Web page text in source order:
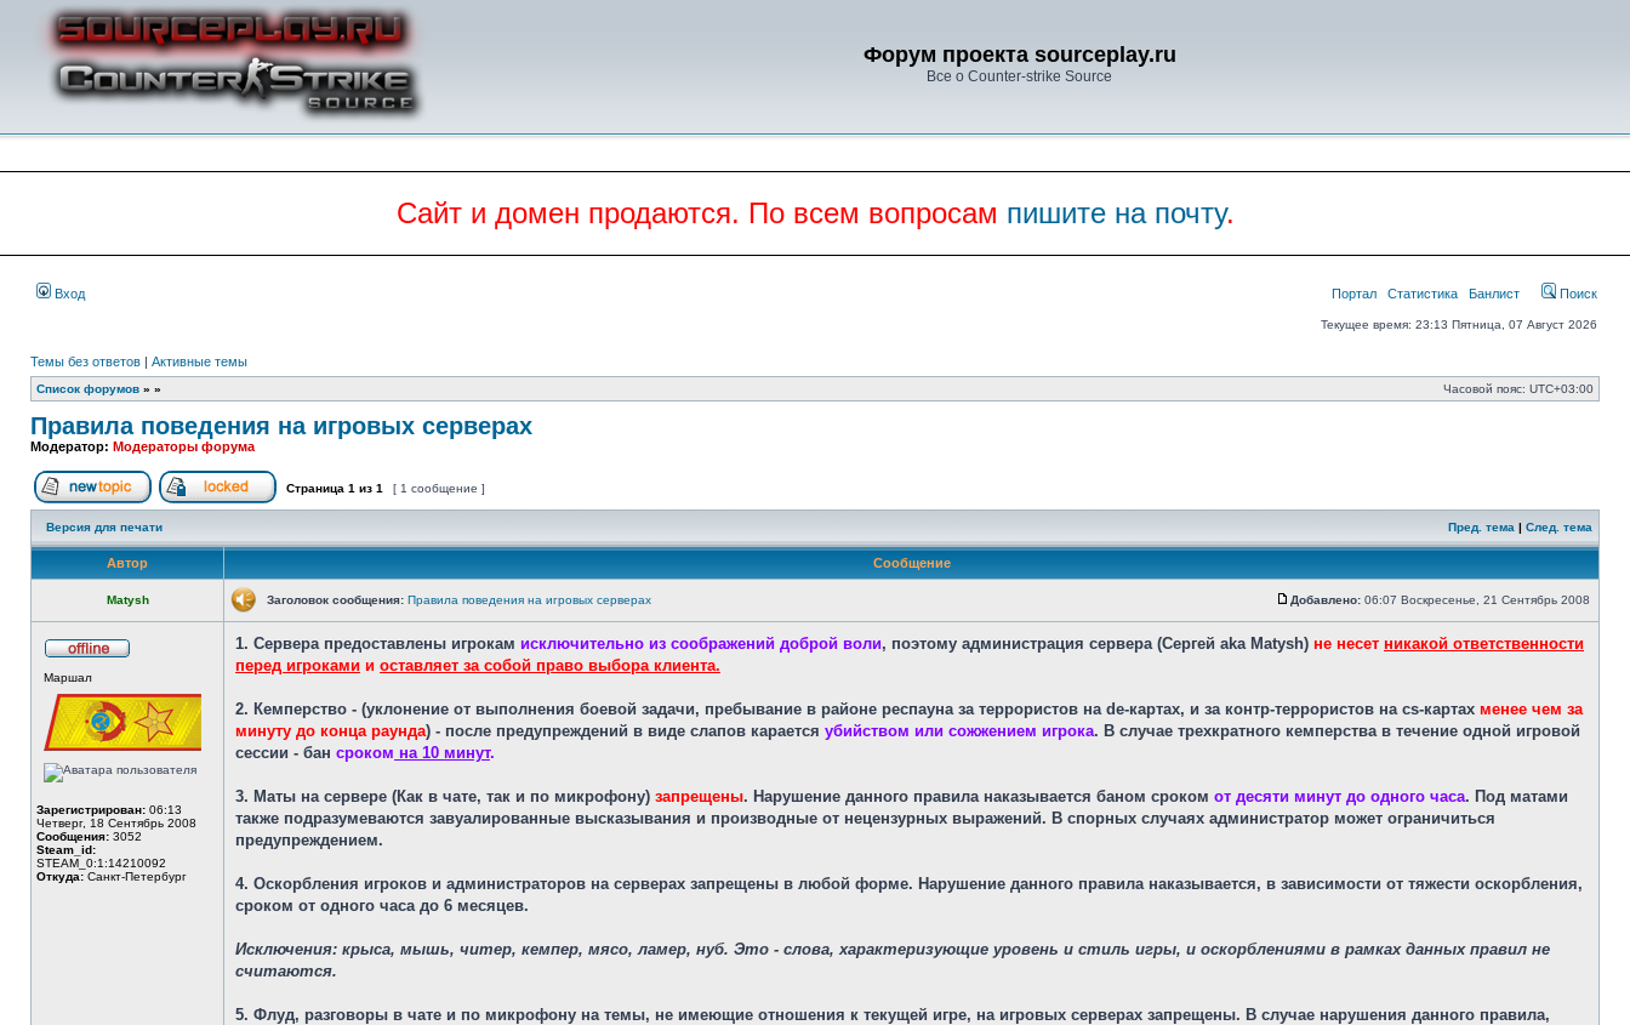
Форум проекта sourceplay.ru
Все о Counter-strike Source
Сайт и домен продаются. По всем вопросам пишите на почту.
Вход Портал Статистика Банлист Поиск
Текущее время: 23:13 Пятница, 07 Август 2026
Темы без ответов | Активные темы
Список форумов » » Часовой пояс: UTC+03:00
Правила поведения на игровых серверах
Модератор: Модераторы форума
Начать новую тему Эта тема закрыта, вы не можете редактировать и оставлять сообщения в ней.
Страница 1 из 1 [ 1 сообщение ]
Версия для печати Пред. тема | След. тема
Автор Сообщение
Matysh Заголовок сообщения: Правила поведения на игровых серверах
Сообщение
Добавлено: 06:07 Воскресенье, 21 Сентябрь 2008
сети
Маршал
Зарегистрирован: 06:13
Четверг, 18 Сентябрь 2008
Сообщения: 3052
Steam_id:
STEAM_0:1:14210092
Откуда: Санкт-Петербург
1. Сервера предоставлены игрокам исключительно из соображений доброй воли, поэтому администрация сервера (Сергей aka Matysh) не несет никакой ответственности
перед игроками и оставляет за собой право выбора клиента.
2. Кемперство - (уклонение от выполнения боевой задачи, пребывание в районе респауна за террористов на de-картах, и за контр-террористов на cs-картах менее чем за
минуту до конца раунда) - после предупреждений в виде слапов карается убийством или сожжением игрока. В случае трехкратного кемперства в течение одной игровой
сессии - бан сроком на 10 минут.
3. Маты на сервере (Как в чате, так и по микрофону) запрещены. Нарушение данного правила наказывается баном сроком от десяти минут до одного часа. Под матами
также подразумеваются завуалированные высказывания и производные от нецензурных выражений. В спорных случаях администратор может ограничиться
предупреждением.
4. Оскорбления игроков и администраторов на серверах запрещены в любой форме. Нарушение данного правила наказывается, в зависимости от тяжести оскорбления,
сроком от одного часа до 6 месяцев.
Исключения: крыса, мышь, читер, кемпер, мясо, ламер, нуб. Это - слова, характеризующие уровень и стиль игры, и оскорблениями в рамках данных правил не
считаются.
5. Флуд, разговоры в чате и по микрофону на темы, не имеющие отношения к текущей игре, на игровых серверах запрещены. В случае нарушения данного правила,